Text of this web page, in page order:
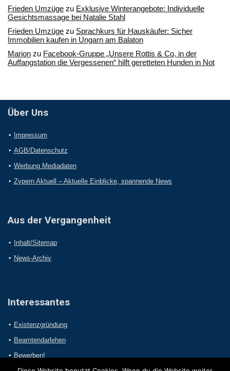
Frieden Umzüge zu Exklusive Winterangebote: Individuelle
Gesichtsmassage bei Natalie Stahl
Frieden Umzüge zu Sprachkurs für Hauskäufer: Sicher
Immobilien kaufen in Ungarn am Balaton
Marion zu Facebook-Gruppe „Unsere Rottis & Co, in der
Auffangstation die Vergessenen“ hilft geretteten Hunden in Not
Über Uns
Impressum
AGB/Datenschutz
Werbung Mediadaten
Zypern Aktuell – Aktuelle Einblicke, spannende News
Aus der Vergangenheit
Inhalt/Sitemap
News-Archiv
Interessantes
Existenzgründung
Beamtendarlehen
Bewerben!